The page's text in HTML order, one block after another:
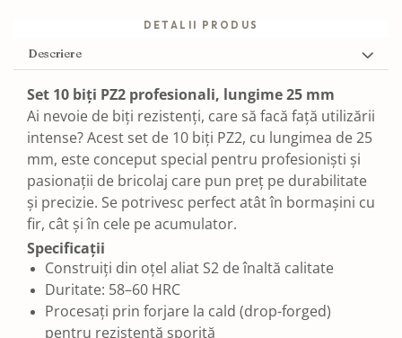
DETALII PRODUS
Descriere
Set 10 biți PZ2 profesionali, lungime 25 mm
Ai nevoie de biți rezistenți, care să facă față utilizării
intense? Acest set de 10 biți PZ2, cu lungimea de 25
mm, este conceput special pentru profesioniști și
pasionații de bricolaj care pun preț pe durabilitate
și precizie. Se potrivesc perfect atât în bormașini cu
fir, cât și în cele pe acumulator.
Specificații
Construiți din oțel aliat S2 de înaltă calitate
Duritate: 58–60 HRC
Procesați prin forjare la cald (drop-forged)
pentru rezistență sporită